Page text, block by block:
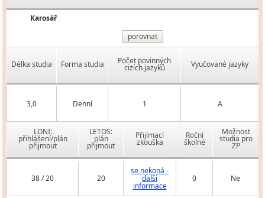
Karosář
porovnat
Délka studia Forma studia Počet povinných
cizích jazyků Vyučované jazyky
3,0 Denní 1 A
LONI:
přihlášení/plán
přijmout
LETOS:
plán
přijmout
Přijímací
zkouška
Roční
školné
Možnost
studia pro
ZP
38 / 20 20
se nekoná -
další
informace
0 Ne